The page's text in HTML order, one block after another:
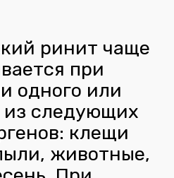
ринит чаще
при
одного или
из следующих
клещи
животные,